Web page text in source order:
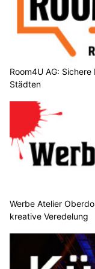
Room4U AG:
Städten
Werbe Atelier
kreative Veredelung